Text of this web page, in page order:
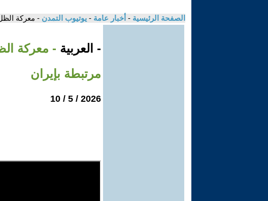
الصفحة الرئيسية - أخبار عامة - يوتيوب التمدن - معركة
- العربية - معركة
مرتبطة بإيران
2026 / 5 / 10